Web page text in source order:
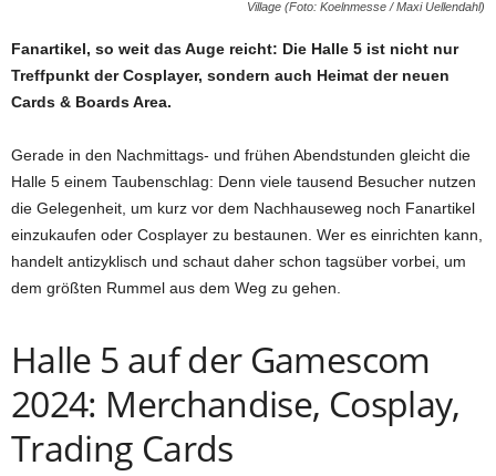
Village (Foto: Koelnmesse / Maxi Uellendahl)
Fanartikel, so weit das Auge reicht: Die Halle 5 ist nicht nur
Treffpunkt der Cosplayer, sondern auch Heimat der neuen
Cards & Boards Area.
Gerade in den Nachmittags- und frühen Abendstunden gleicht die
Halle 5 einem Taubenschlag: Denn viele tausend Besucher nutzen
die Gelegenheit, um kurz vor dem Nachhauseweg noch Fanartikel
einzukaufen oder Cosplayer zu bestaunen. Wer es einrichten kann,
handelt antizyklisch und schaut daher schon tagsüber vorbei, um
dem größten Rummel aus dem Weg zu gehen.
Halle 5 auf der Gamescom
2024: Merchandise, Cosplay,
Trading Cards